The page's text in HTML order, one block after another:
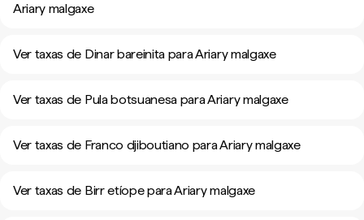
Ariary malgaxe
Ver taxas de Dinar bareinita para Ariary malgaxe
Ver taxas de Pula botsuanesa para Ariary malgaxe
Ver taxas de Franco djiboutiano para Ariary malgaxe
Ver taxas de Birr etíope para Ariary malgaxe